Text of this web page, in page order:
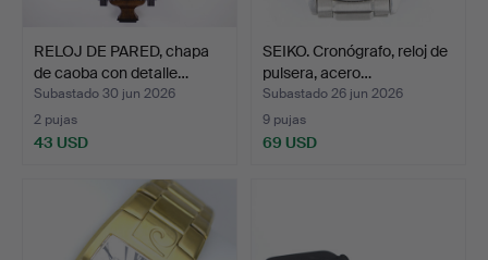
RELOJ DE PARED, chapa
de caoba con detalle…
Subastado 30 jun 2026
2 pujas
43 USD
SEIKO. Cronógrafo, reloj de
pulsera, acero…
Subastado 26 jun 2026
9 pujas
69 USD